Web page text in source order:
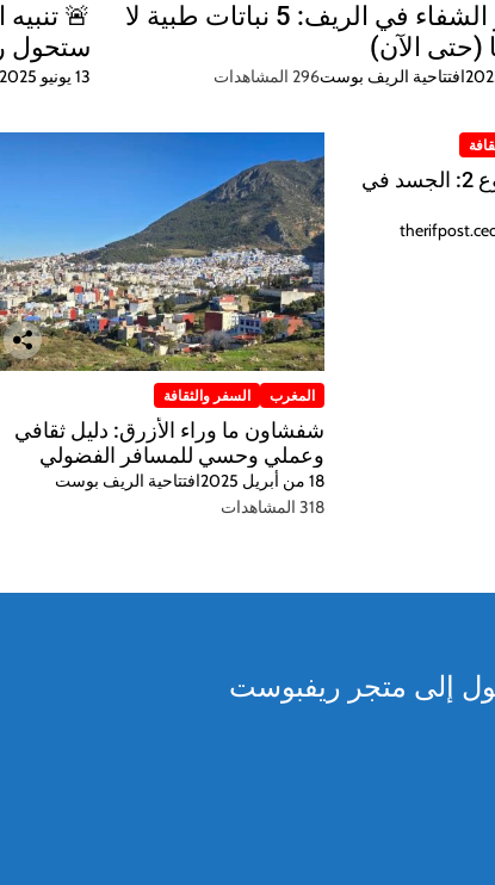
أسرار الشفاء في الريف: 5 نباتات طبية لا
(حتى الآن)
افتتاحية الريف بوست296 المشاهدات
ستحول
13 يونيو 2025
كلمات الريف - الأسبوع 2: الجسد في
المغرب السفر والثقافة
شفشاون ما وراء الأزرق: دليل ثقافي
وعملي وحسي للمسافر الفضولي
18 من أبريل 2025
افتتاحية الريف بوست
318 المشاهدات
إلى متجر ريفبوست